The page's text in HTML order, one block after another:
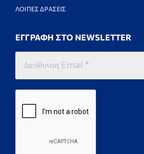
ΛΟΙΠΕΣ ΔΡΑΣΕΙΣ
ΕΓΓΡΑΦΗ ΣΤΟ NEWSLETTER